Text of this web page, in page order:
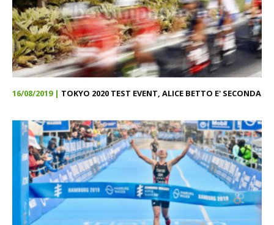
16/08/2019 | TOKYO 2020 TEST EVENT, ALICE BETTO E' SECONDA